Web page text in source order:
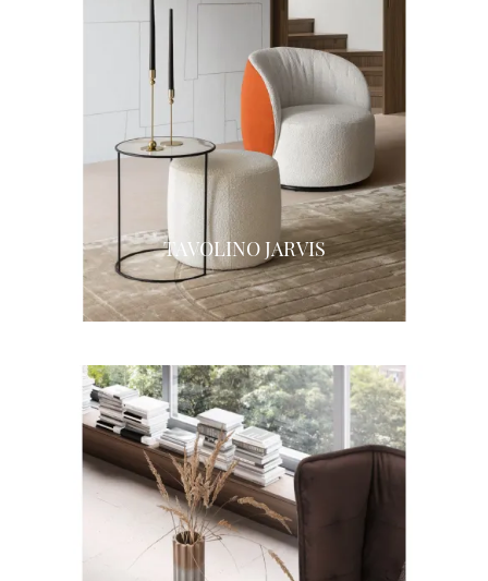
TAVOLINO JARVIS